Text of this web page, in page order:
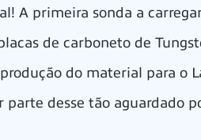
A primeira sonda a
de carboneto de
do material para o
parte desse tão aguardado